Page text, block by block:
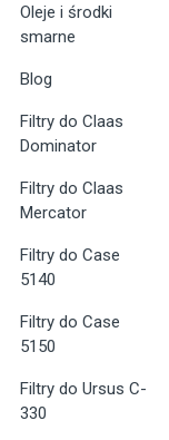
Oleje i środki
smarne
Blog
Filtry do Claas
Dominator
Filtry do Claas
Mercator
Filtry do Case
5140
Filtry do Case
5150
Filtry do Ursus C-
330